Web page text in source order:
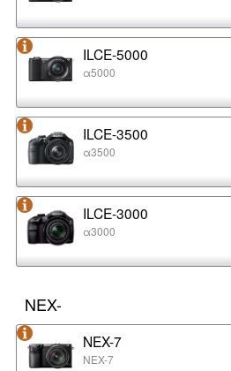
ILCE-5000
α5000
ILCE-3500
α3500
ILCE-3000
α3000
NEX-
NEX-7
NEX-7